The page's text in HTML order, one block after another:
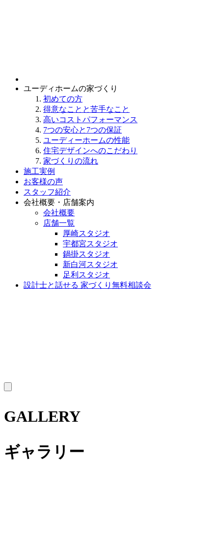
ユーディホームの家づくり
初めての方
得意なことと苦手なこと
高いコストパフォーマンス
7つの安心と7つの保証
ユーディーホームの性能
住宅デザインへのこだわり
家づくりの流れ
施工実例
お客様の声
スタッフ紹介
会社概要・店舗案内
会社概要
店舗一覧
厚崎スタジオ
宇都宮スタジオ
鍋掛スタジオ
新白河スタジオ
足利スタジオ
設計士と話せる 家づくり無料相談会
MENU
GALLERY
ギャラリー